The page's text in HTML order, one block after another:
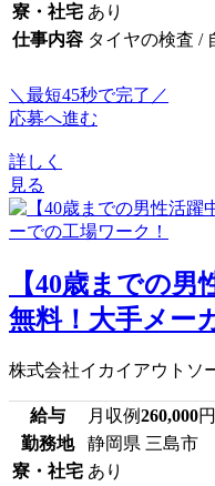
寮・社宅 あり
仕事内容 タイヤの検査 /
＼最短45秒で完了／
応募へ進む
詳しく
見る
【40歳までの男
無料！大手メー
株式会社イカイアウトソ
給与 月収例260,000円
勤務地
静岡県 三島市
寮・社宅 あり